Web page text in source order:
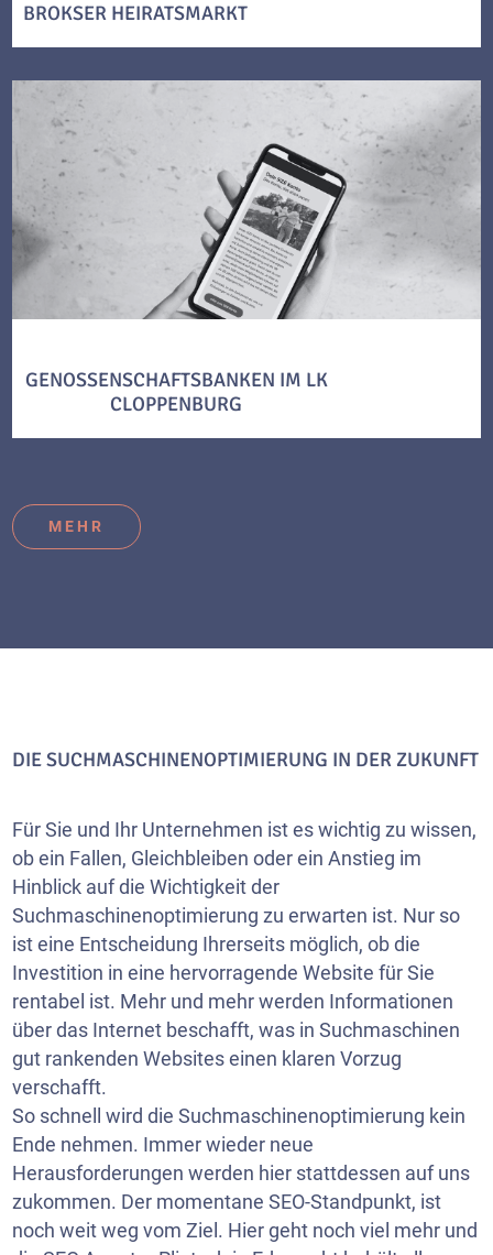
BROKSER HEIRATSMARKT
GENOSSENSCHAFTSBANKEN IM LK
CLOPPENBURG
MEHR
DIE SUCHMASCHINENOPTIMIERUNG IN DER ZUKUNFT
Für Sie und Ihr Unternehmen ist es wichtig zu wissen,
ob ein Fallen, Gleichbleiben oder ein Anstieg im
Hinblick auf die Wichtigkeit der
Suchmaschinenoptimierung zu erwarten ist. Nur so
ist eine Entscheidung Ihrerseits möglich, ob die
Investition in eine hervorragende Website für Sie
rentabel ist. Mehr und mehr werden Informationen
über das Internet beschafft, was in Suchmaschinen
gut rankenden Websites einen klaren Vorzug
verschafft.
So schnell wird die Suchmaschinenoptimierung kein
Ende nehmen. Immer wieder neue
Herausforderungen werden hier stattdessen auf uns
zukommen. Der momentane SEO-Standpunkt, ist
noch weit weg vom Ziel. Hier geht noch viel mehr und